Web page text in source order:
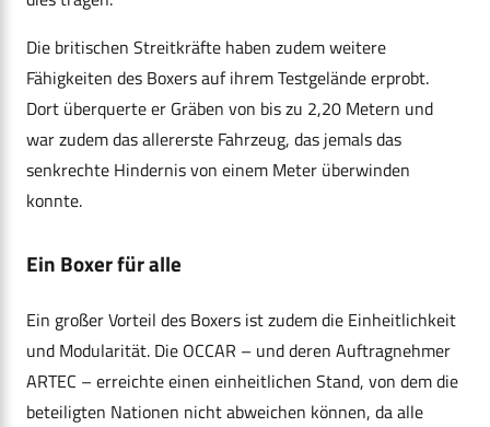
Die britischen Streitkräfte haben zudem weitere
Fähigkeiten des Boxers auf ihrem Testgelände erprobt.
Dort überquerte er Gräben von bis zu 2,20 Metern und
war zudem das allererste Fahrzeug, das jemals das
senkrechte Hindernis von einem Meter überwinden
konnte.
Ein Boxer für alle
Ein großer Vorteil des Boxers ist zudem die Einheitlichkeit
und Modularität. Die OCCAR – und deren Auftragnehmer
ARTEC – erreichte einen einheitlichen Stand, von dem die
beteiligten Nationen nicht abweichen können, da alle